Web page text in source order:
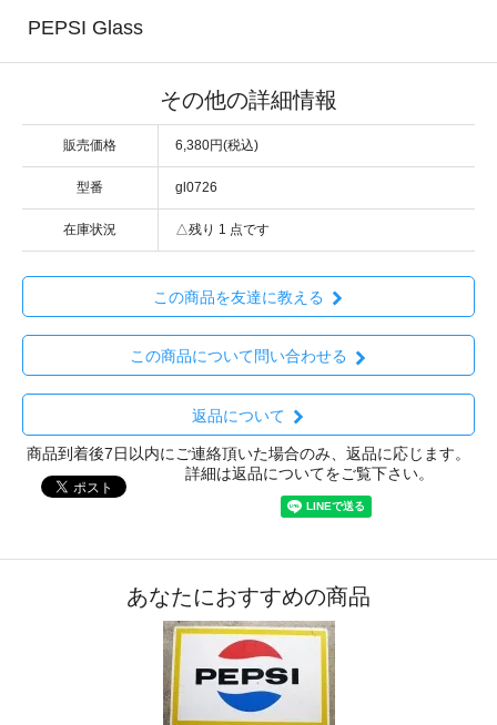
PEPSI Glass
その他の詳細情報
販売価格 6,380円(税込)
型番 gl0726
在庫状況 △残り 1 点です
この商品を友達に教える
この商品について問い合わせる
返品について
商品到着後7日以内にご連絡頂いた場合のみ、返品に応じます。
詳細は返品についてをご覧下さい。
あなたにおすすめの商品